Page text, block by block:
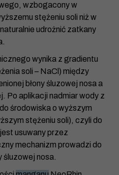
wzbogacony w
stężeniu soli niż w
udrożnić zatkany
wynika z gradientu
soli – NaCl) między
błony śluzowej nosa a
Po aplikacji nadmiar wody z
środowiska o wyższym
stężeniu soli), czyli do
usuwany przez
mechanizm prowadzi do
śluzowej nosa.